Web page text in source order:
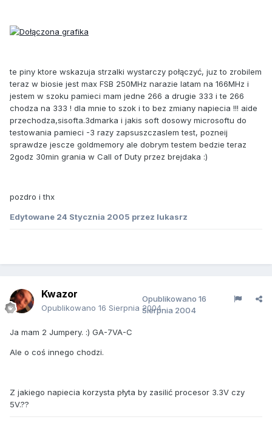
te piny ktore wskazuja strzalki wystarczy połączyć, juz to zrobilem
teraz w biosie jest max FSB 250MHz narazie latam na 166MHz i
jestem w szoku pamieci mam jedne 266 a drugie 333 i te 266
chodza na 333 ! dla mnie to szok i to bez zmiany napiecia !!! aide
przechodza,sisofta.3dmarka i jakis soft dosowy microsoftu do
testowania pamieci -3 razy zapsuszczaslem test, pozneij
sprawdze jescze goldmemory ale dobrym testem bedzie teraz
2godz 30min grania w Call of Duty przez brejdaka :)
pozdro i thx
Edytowane 24 Stycznia 2005 przez lukasrz
Kwazor
Opublikowano 16 Sierpnia 2004
Opublikowano 16
Sierpnia 2004
Ja mam 2 Jumpery. :) GA-7VA-C
Ale o coś innego chodzi.
Z jakiego napiecia korzysta płyta by zasilić procesor 3.3V czy
5V.??